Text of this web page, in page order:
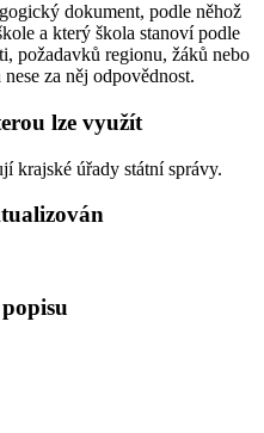
dokument, podle něhož
a který škola stanoví podle
požadavků regionu, žáků nebo
za něj odpovědnost.
lze využít
krajské úřady státní správy.